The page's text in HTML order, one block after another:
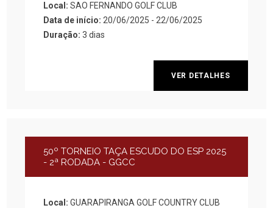
Local:SAO FERNANDO GOLF CLUB
Data de início: 20/06/2025 - 22/06/2025
Duração:3 dias
VER DETALHES
50º TORNEIO TAÇA ESCUDO DO ESP 2025
- 2ª RODADA - GGCC
Local:GUARAPIRANGA GOLF COUNTRY CLUB